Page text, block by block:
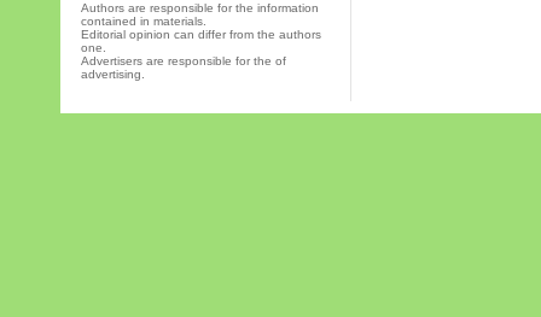
Authors are responsible for the information
contained in materials.
Editorial opinion can differ from the authors
one.
Advertisers are responsible for the of
advertising.